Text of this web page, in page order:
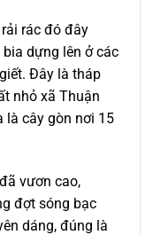
rác đó đây
dựng lên ở các
Ðây là tháp
nhỏ xã Thuận
là cây gòn nơi 15
vươn cao,
đợt sóng bạc
dáng, đúng là